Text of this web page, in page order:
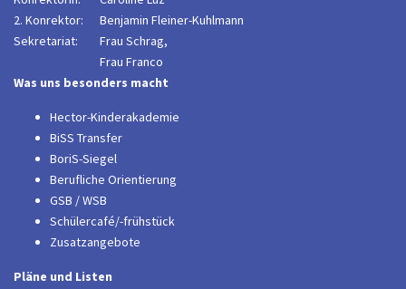
2. Konrektor:
Benjamin Fleiner-Kuhlmann
Sekretariat:
Frau Schrag,
Frau Franco
Was uns besonders macht
Hector-Kinderakademie
BiSS Transfer
BoriS-Siegel
Berufliche Orientierung
GSB / WSB
Schülercafé/-frühstück
Zusatzangebote
Pläne und Listen